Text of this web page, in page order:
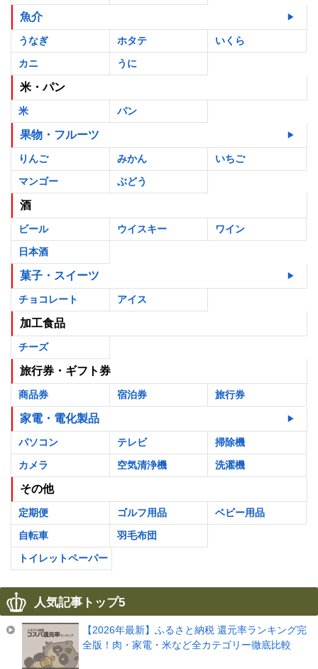
魚介
うなぎ ホタテ
いくら
カニ
うに
米・パン
米 パン
果物・フルーツ
りんご みかん
いちご
マンゴー
ぶどう
酒
ビール ウイスキー
ワイン
日本酒
菓子・スイーツ
チョコレート アイス
加工食品
チーズ
旅行券・ギフト券
商品券 宿泊券 旅行券
家電・電化製品
パソコン テレビ
掃除機
カメラ
空気清浄機 洗濯機
その他
定期便 ゴルフ用品
ベビー用品
自転車
羽毛布団
トイレットペーパー
人気記事トップ5
【2026年最新】ふるさと納税 還元率ランキング完
全版！肉・家電・米など全カテゴリー徹底比較